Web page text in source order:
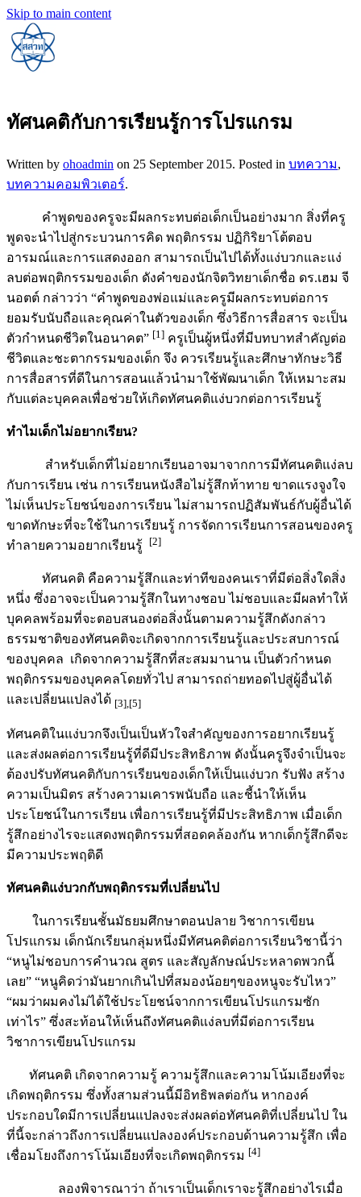
Skip to main content
ทัศนคติกับการเรียนรู้การโปรแกรม
Written by ohoadmin on 25 September 2015. Posted in บทความ,
บทความคอมพิวเตอร์.
คำพูดของครูจะมีผลกระทบต่อเด็กเป็นอย่างมาก สิ่งที่ครู
พูดจะนำไปสู่กระบวนการคิด พฤติกรรม ปฏิกิริยาโต้ตอบ
อารมณ์และการแสดงออก สามารถเป็นไปได้ทั้งแง่บวกและแง่
ลบต่อพฤติกรรมของเด็ก ดังคำของนักจิตวิทยาเด็กชื่อ ดร.เฮม จี
นอตต์ กล่าวว่า “คำพูดของพ่อแม่และครูมีผลกระทบต่อการ
ยอมรับนับถือและคุณค่าในตัวของเด็ก ซึ่งวิธีการสื่อสาร จะเป็น
ตัวกำหนดชีวิตในอนาคต” [1] ครูเป็นผู้หนึ่งที่มีบทบาทสำคัญต่อ
ชีวิตและชะตากรรมของเด็ก จึง ควรเรียนรู้และศึกษาทักษะวิธี
การสื่อสารที่ดีในการสอนแล้วนำมาใช้พัฒนาเด็ก ให้เหมาะสม
กับแต่ละบุคคลเพื่อช่วยให้เกิดทัศนคติแง่บวกต่อการเรียนรู้
ทำไมเด็กไม่อยากเรียน?
สำหรับเด็กที่ไม่อยากเรียนอาจมาจากการมีทัศนคติแง่ลบ
กับการเรียน เช่น การเรียนหนังสือไม่รู้สึกท้าทาย ขาดแรงจูงใจ
ไม่เห็นประโยชน์ของการเรียน ไม่สามารถปฏิสัมพันธ์กับผู้อื่นได้
ขาดทักษะที่จะใช้ในการเรียนรู้ การจัดการเรียนการสอนของครู
ทำลายความอยากเรียนรู้
[2]
ทัศนคติ คือความรู้สึกและท่าทีของคนเราที่มีต่อสิ่งใดสิ่ง
หนึ่ง ซึ่งอาจจะเป็นความรู้สึกในทางชอบ ไม่ชอบและมีผลทำให้
บุคคลพร้อมที่จะตอบสนองต่อสิ่งนั้นตามความรู้สึกดังกล่าว
ธรรมชาติของทัศนคติจะเกิดจากการเรียนรู้และประสบการณ์
ของบุคคล เกิดจากความรู้สึกที่สะสมมานาน เป็นตัวกำหนด
พฤติกรรมของบุคคลโดยทั่วไป สามารถถ่ายทอดไปสู่ผู้อื่นได้
และเปลี่ยนแปลงได้ [3],[5]
ทัศนคติในแง่บวกจึงเป็นเป็นหัวใจสำคัญของการอยากเรียนรู้
และส่งผลต่อการเรียนรู้ที่ดีมีประสิทธิภาพ ดังนั้นครูจึงจำเป็นจะ
ต้องปรับทัศนคติกับการเรียนของเด็กให้เป็นแง่บวก รับฟัง สร้าง
ความเป็นมิตร สร้างความเคารพนับถือ และชี้นำให้เห็น
ประโยชน์ในการเรียน เพื่อการเรียนรู้ที่มีประสิทธิภาพ เมื่อเด็ก
รู้สึกอย่างไรจะแสดงพฤติกรรมที่สอดคล้องกัน หากเด็กรู้สึกดีจะ
มีความประพฤติดี
ทัศนคติแง่บวกกับพฤติกรรมที่เปลี่ยนไป
ในการเรียนชั้นมัธยมศึกษาตอนปลาย วิชาการเขียน
โปรแกรม เด็กนักเรียนกลุ่มหนึ่งมีทัศนคติต่อการเรียนวิชานี้ว่า
“หนูไม่ชอบการคำนวณ สูตร และสัญลักษณ์ประหลาดพวกนี้
เลย” “หนูคิดว่ามันยากเกินไปที่สมองน้อยๆของหนูจะรับไหว”
“ผมว่าผมคงไม่ได้ใช้ประโยชน์จากการเขียนโปรแกรมซัก
เท่าไร” ซึ่งสะท้อนให้เห็นถึงทัศนคติแง่ลบที่มีต่อการเรียน
วิชาการเขียนโปรแกรม
ทัศนคติ เกิดจากความรู้ ความรู้สึกและความโน้มเอียงที่จะ
เกิดพฤติกรรม ซึ่งทั้งสามส่วนนี้มีอิทธิพลต่อกัน หากองค์
ประกอบใดมีการเปลี่ยนแปลงจะส่งผลต่อทัศนคติที่เปลี่ยนไป ใน
ที่นี้จะกล่าวถึงการเปลี่ยนแปลงองค์ประกอบด้านความรู้สึก เพื่อ
เชื่อมโยงถึงการโน้มเอียงที่จะเกิดพฤติกรรม [4]
ลองพิจารณาว่า ถ้าเราเป็นเด็กเราจะรู้สึกอย่างไรเมื่อ